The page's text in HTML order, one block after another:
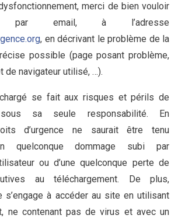
merci de bien vouloir
par email, à l’adresse
, en décrivant le problème de la
possible (page posant problème,
de navigateur utilisé, …).
se fait aux risques et périls de
sa seule responsabilité. En
d’urgence ne saurait être tenu
quelconque dommage subi par
ou d’une quelconque perte de
au téléchargement. De plus,
s’engage à accéder au site en utilisant
ne contenant pas de virus et avec un